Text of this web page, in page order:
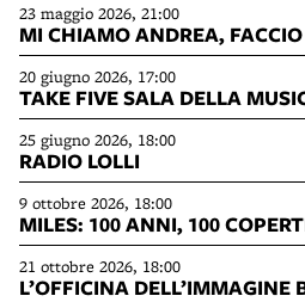
23 maggio 2026, 21:00
MI CHIAMO ANDREA,
20 giugno 2026, 17:00
TAKE FIVE SALA DELLA
25 giugno 2026, 18:00
RADIO LOLLI
9 ottobre 2026, 18:00
MILES: 100 ANNI, 100
21 ottobre 2026, 18:00
L’OFFICINA DELL’IMMAGINE